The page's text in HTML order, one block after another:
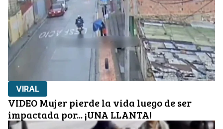
VIRAL
VIDEO Mujer pierde la vida luego de ser
impactada por... ¡UNA LLANTA!